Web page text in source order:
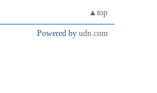
▲top
Powered by udn.com